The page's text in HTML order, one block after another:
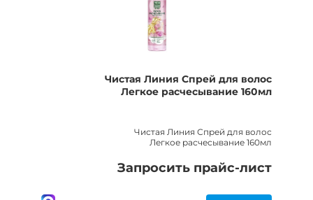
Чистая Линия Спрей для волос
Легкое расчесывание 160мл
Чистая Линия Спрей для волос
Легкое расчесывание 160мл
Запросить прайс-лист